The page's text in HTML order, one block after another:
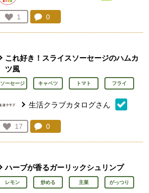
お気に入り登録：
1
人が登録
コメント：
0
これ好き！スライスソーセージのハムカ
ツ風
ソーセージ キャベツ トマト フライ
生活クラブカタログさん
お気に入り登録：
17
人が登録
コメント：
0
ハーブが香るガーリックシュリンプ
レモン 炒める 主菜 がっつり